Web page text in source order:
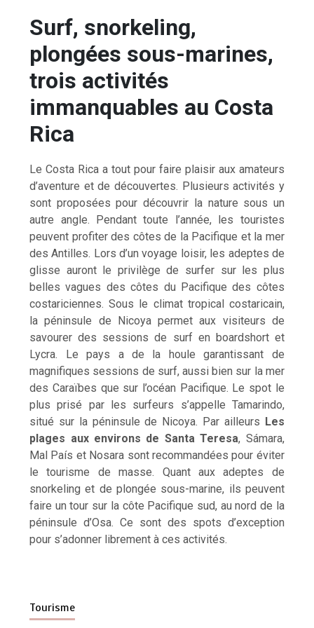
Surf, snorkeling,
plongées sous-marines,
trois activités
immanquables au Costa
Rica
Le Costa Rica a tout pour faire plaisir aux amateurs
d’aventure et de découvertes. Plusieurs activités y
sont proposées pour découvrir la nature sous un
autre angle. Pendant toute l’année, les touristes
peuvent profiter des côtes de la Pacifique et la mer
des Antilles. Lors d’un voyage loisir, les adeptes de
glisse auront le privilège de surfer sur les plus
belles vagues des côtes du Pacifique des côtes
costariciennes. Sous le climat tropical costaricain,
la péninsule de Nicoya permet aux visiteurs de
savourer des sessions de surf en boardshort et
Lycra. Le pays a de la houle garantissant de
magnifiques sessions de surf, aussi bien sur la mer
des Caraïbes que sur l’océan Pacifique. Le spot le
plus prisé par les surfeurs s’appelle Tamarindo,
situé sur la péninsule de Nicoya. Par ailleurs Les
plages aux environs de Santa Teresa, Sámara,
Mal País et Nosara sont recommandées pour éviter
le tourisme de masse. Quant aux adeptes de
snorkeling et de plongée sous-marine, ils peuvent
faire un tour sur la côte Pacifique sud, au nord de la
péninsule d’Osa. Ce sont des spots d’exception
pour s’adonner librement à ces activités.
Tourisme